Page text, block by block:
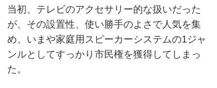
当初、テレビのアクセサリー的な扱いだった
が、その設置性、使い勝手のよさで人気を集
め、いまや家庭用スピーカーシステムの1ジャ
ンルとしてすっかり市民権を獲得してしまっ
た。